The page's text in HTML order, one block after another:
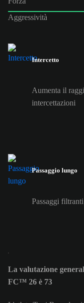
Aggressività
Intercetto
Aumenta il
intercettazioni
Passaggio lungo
Passaggi
La valutazione
FC™ 26 è 73